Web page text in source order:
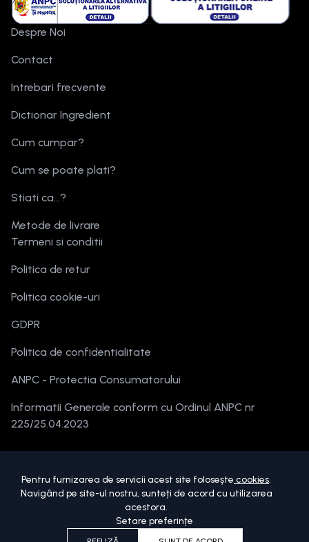
Despre Noi
Contact
Intrebari frecvente
Dictionar Ingredient
Cum cumpar?
Cum se poate plati?
Stiati ca...?
Metode de livrare
Termeni si conditii
Politica de retur
Politica cookie-uri
GDPR
Politica de confidentialitate
ANPC - Protectia Consumatorului
Informatii Generale conform cu Ordinul ANPC nr
225/25.04.2023
beautymania.ro.
Pentru furnizarea de servicii acest site folosește cookies.
Navigând pe site-ul nostru, sunteți de acord cu utilizarea
acestora.
Setare preferințe